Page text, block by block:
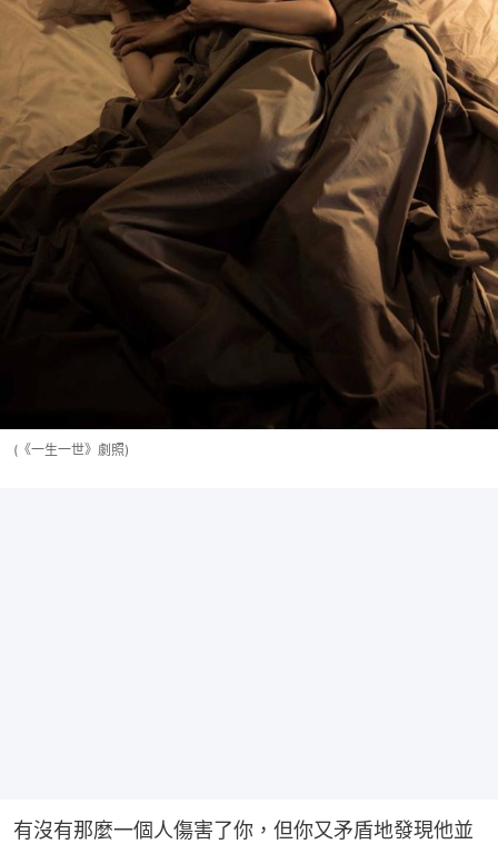
(《一生一世》劇照)
有沒有那麼一個人傷害了你，但你又矛盾地發現他並